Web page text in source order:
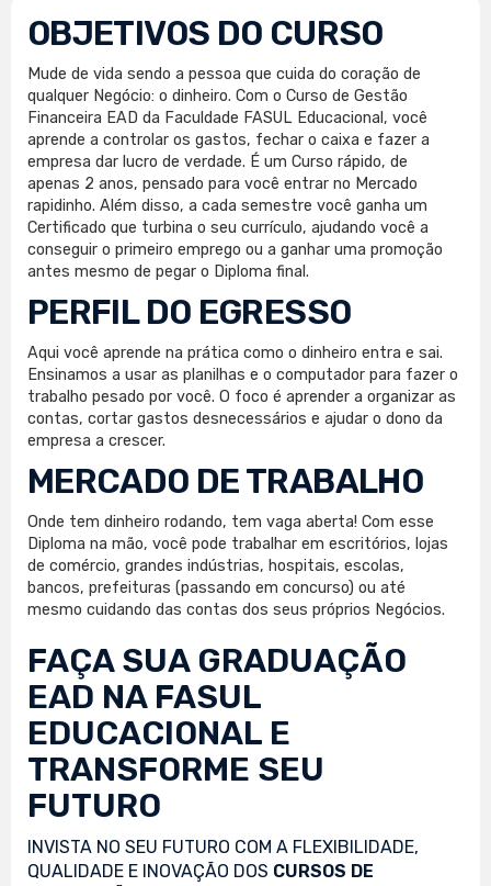
OBJETIVOS DO CURSO
Mude de vida sendo a pessoa que cuida do coração de
qualquer Negócio: o dinheiro. Com o Curso de Gestão
Financeira EAD da Faculdade FASUL Educacional, você
aprende a controlar os gastos, fechar o caixa e fazer a
empresa dar lucro de verdade. É um Curso rápido, de
apenas 2 anos, pensado para você entrar no Mercado
rapidinho. Além disso, a cada semestre você ganha um
Certificado que turbina o seu currículo, ajudando você a
conseguir o primeiro emprego ou a ganhar uma promoção
antes mesmo de pegar o Diploma final.
PERFIL DO EGRESSO
Aqui você aprende na prática como o dinheiro entra e sai.
Ensinamos a usar as planilhas e o computador para fazer o
trabalho pesado por você. O foco é aprender a organizar as
contas, cortar gastos desnecessários e ajudar o dono da
empresa a crescer.
MERCADO DE TRABALHO
Onde tem dinheiro rodando, tem vaga aberta! Com esse
Diploma na mão, você pode trabalhar em escritórios, lojas
de comércio, grandes indústrias, hospitais, escolas,
bancos, prefeituras (passando em concurso) ou até
mesmo cuidando das contas dos seus próprios Negócios.
FAÇA SUA GRADUAÇÃO
EAD NA FASUL
EDUCACIONAL E
TRANSFORME SEU
FUTURO
INVISTA NO SEU FUTURO COM A FLEXIBILIDADE,
QUALIDADE E INOVAÇÃO DOS CURSOS DE